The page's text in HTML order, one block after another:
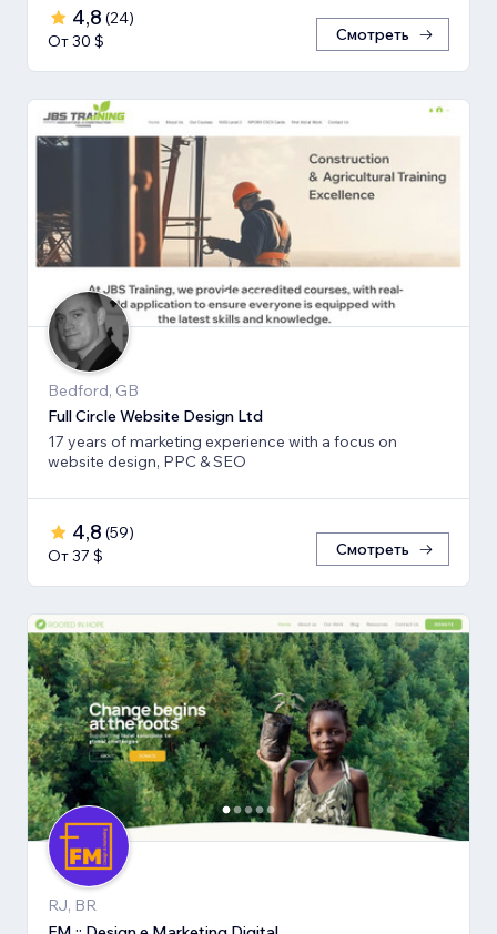
4,8 (24)
От 30 $
Смотреть
Bedford, GB
Full Circle Website Design Ltd
17 years of marketing experience with a focus on
website design, PPC & SEO
4,8 (59)
От 37 $
Смотреть
RJ, BR